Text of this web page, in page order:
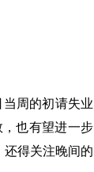
当周的初请失业
也有望进一步
还得关注晚间的